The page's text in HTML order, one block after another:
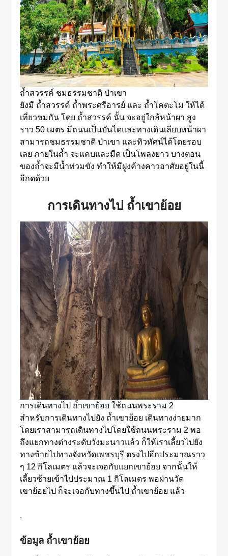
ถ้ำสวรรค์ ชมธรรมชาติ ป่าเขา
ยังมี ถ้ำสวรรค์ ถ้ำพระศรีอารย์ และ ถ้ำโคตะโม ให้ได้
เที่ยวชมกัน โดย ถ้ำสวรรค์ นั้น จะอยู่ใกล้หน้าผา สูง
ราว 50 เมตร มีถนนเป็นบันไดและทางเดินเลียบหน้าผา
สามารถชมธรรมชาติ ป่าเขา และทิวทัศน์ได้โดยรอบ
เลย ภายในถ้ำ จะแคบและมืด เป็นโพลงยาว บางตอน
ของถ้ำจะมีน้ำท่วมขัง ทำให้มีฝูงค้างคาวอาศัยอยู่ในนี้
อีกดด้วย
การเดินทางไป ถ้ำเขาย้อย
การเดินทางไป ถ้ำเขาย้อย ใช้ถนนพระราม 2
สำหรับการเดินทางไปยัง ถ้ำเขาย้อย เดินทางง่ายมาก
โดยเราสามารถเดินทางไปโดยใช้ถนนพระราม 2 พอ
ถึงแยกทางต่างระดับวังมะนาวแล้ว ก็ให้เราเลี้ยวไปยัง
ทางซ้ายไปทางจังหวัดเพชรบุรี ตรงไปอีกประมาณราว
ๆ 12 กิโลเมตร แล้วจะเจอกับแยกเขาย้อย จากนั้นให้
เลี้ยวซ้ายเข้าไปประมาณ 1 กิโลเมตร พอผ่านวัด
เขาย้อยไป ก็จะเจอกับทางขึ้นไป ถ้ำเขาย้อย แล้ว
.
ข้อมูล ถ้ำเขาย้อย